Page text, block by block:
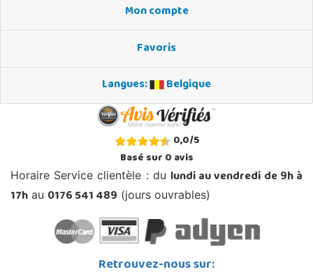
Mon compte
Favoris
Langues:
Belgique
0,0/5
Basé sur0avis
Horaire Service clientèle : du lundi au vendredi de 9h à
17h au 0176 541 489 (jours ouvrables)
Retrouvez-nous sur: